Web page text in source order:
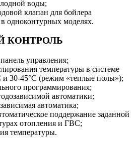
воды;
клапан для бойлера
одноконтурных моделях.
КОНТРОЛЬ
управления;
температуры в системе
и 30-45°С (режим «теплые полы»);
программирования;
автоматики;
автоматика;
поддержание заданной
отопления и ГВС;
температуры.